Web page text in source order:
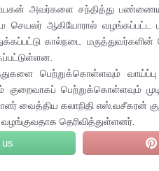
அவர்களை சந்தித்து
செயலர் ஆகியோரால் வழங்கப்பட்ட
கால்நடை மருத்துவர்களின்
பெற்றுக்கொள்ளவும் வாய்ப்பு
பெற்றுக்கொள்ளவும்
வைத்திய கலாநிதி எஸ்.வசீகரன்
தெரிவித்துள்ளனர்.
us